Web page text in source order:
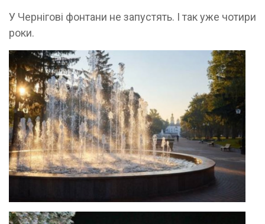
У Чернігові фонтани не запустять. І так уже чотири
роки.